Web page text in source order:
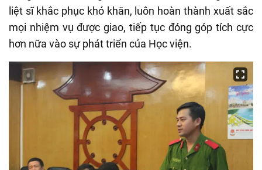
liệt sĩ khắc phục khó khăn, luôn hoàn thành xuất sắc
mọi nhiệm vụ được giao, tiếp tục đóng góp tích cực
hơn nữa vào sự phát triển của Học viện.